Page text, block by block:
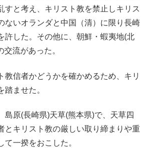
すと考え、キリスト教を禁止しキリス
ないオランダと中国（清）に限り長崎
許した。その他に、朝鮮・蝦夷地(北
流があった。
信者かどうかを確かめるため、キリ
踏ませた。
島原(長崎県)天草(熊本県)で、天草四
とキリスト教の厳しい取り締まりや重
て一揆をおこした。